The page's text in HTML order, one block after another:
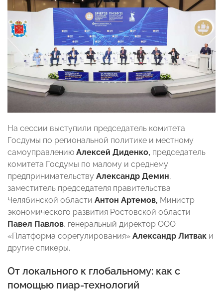
На сессии выступили председатель комитета
Госдумы по региональной политике и местному
самоуправлению Алексей Диденко, председатель
комитета Госдумы по малому и среднему
предпринимательству Александр Демин,
заместитель председателя правительства
Челябинской области Антон Артемов, Министр
экономического развития Ростовской области
Павел Павлов, генеральный директор ООО
«Платформа сорегулирования» Александр Литвак и
другие спикеры.
От локального к глобальному: как с
помощью пиар-технологий